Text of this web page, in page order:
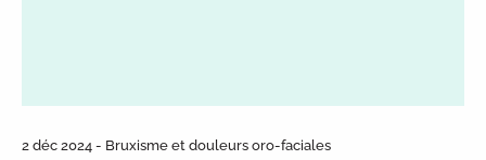
2 déc 2024 - Bruxisme et douleurs oro-faciales